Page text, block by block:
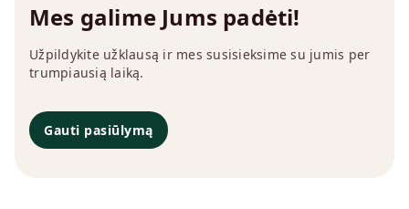
Mes galime Jums padėti!
Užpildykite užklausą ir mes susisieksime su jumis per
trumpiausią laiką.
Gauti pasiūlymą